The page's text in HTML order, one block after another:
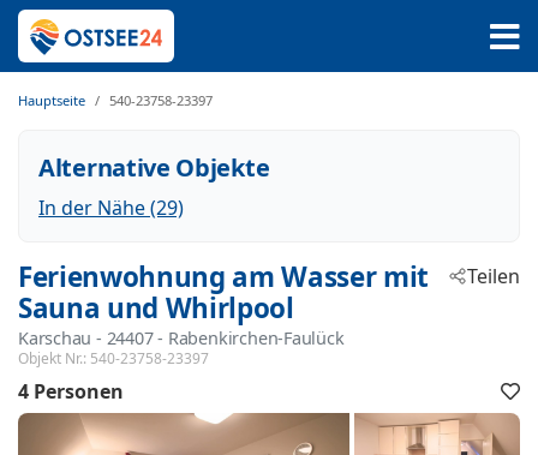
Hauptseite 540-23758-23397
Alternative Objekte
In der Nähe (29)
Ferienwohnung am Wasser mit
Sauna und Whirlpool
Karschau - 24407 - Rabenkirchen-Faulück
Objekt Nr.: 540-23758-23397
Teilen
4 Personen